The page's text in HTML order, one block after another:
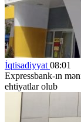
İqtisadiyyat 08:01
Expressbank-ın
ehtiyatlar olub